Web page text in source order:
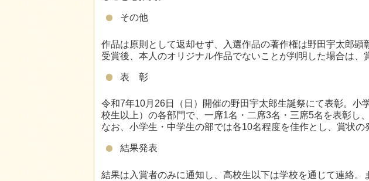
その他
作品は原則として返却せず、入選作品の著作権は野田宇太郎顕
受賞後、本人のオリジナル作品でないことが判明した場合は、
表 彰
令和7年10月26日（日）開催の野田宇太郎生誕祭にて表彰。小
校生以上）の各部門で、一席1名・二席3名・三席5名を表彰し
なお、小学生・中学生の部では各10名程度を佳作とし、賞状の
結果発表
結果は入賞者のみに通知し、高校生以下は学校を通じて連絡。